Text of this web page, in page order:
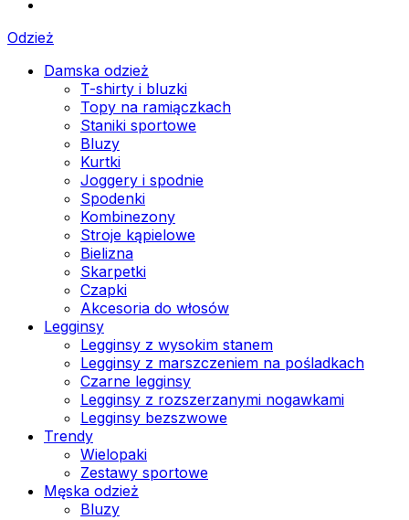
Odzież
Damska odzież
T-shirty i bluzki
Topy na ramiączkach
Staniki sportowe
Bluzy
Kurtki
Joggery i spodnie
Spodenki
Kombinezony
Stroje kąpielowe
Bielizna
Skarpetki
Czapki
Akcesoria do włosów
Legginsy
Legginsy z wysokim stanem
Legginsy z marszczeniem na pośladkach
Czarne legginsy
Legginsy z rozszerzanymi nogawkami
Legginsy bezszwowe
Trendy
Wielopaki
Zestawy sportowe
Męska odzież
Bluzy